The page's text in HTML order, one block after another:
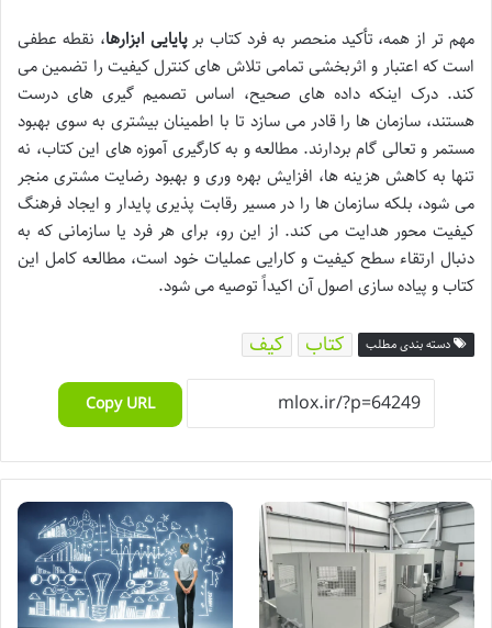
مهم تر از همه، تأکید منحصر به فرد کتاب برپایایی ابزارها، نقطه عطفی
است که اعتبار و اثربخشی تمامی تلاش های کنترل کیفیت را تضمین می
کند. درک اینکه داده های صحیح، اساس تصمیم گیری های درست
هستند، سازمان ها را قادر می سازد تا با اطمینان بیشتری به سوی بهبود
مستمر و تعالی گام بردارند. مطالعه و به کارگیری آموزه های این کتاب، نه
تنها به کاهش هزینه ها، افزایش بهره وری و بهبود رضایت مشتری منجر
می شود، بلکه سازمان ها را در مسیر رقابت پذیری پایدار و ایجاد فرهنگ
کیفیت محور هدایت می کند. از این رو، برای هر فرد یا سازمانی که به
دنبال ارتقاء سطح کیفیت و کارایی عملیات خود است، مطالعه کامل این
کتاب و پیاده سازی اصول آن اکیداً توصیه می شود.
دسته بندی مطلب کتاب کیف
Copy URL